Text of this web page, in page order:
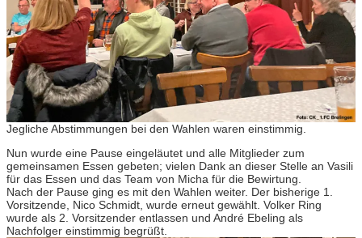
Jegliche Abstimmungen bei den Wahlen waren einstimmig.
Nun wurde eine Pause eingeläutet und alle Mitglieder zum
gemeinsamen Essen gebeten; vielen Dank an dieser Stelle an Vasili
für das Essen und das Team von Micha für die Bewirtung.
Nach der Pause ging es mit den Wahlen weiter. Der bisherige 1.
Vorsitzende, Nico Schmidt, wurde erneut gewählt. Volker Ring
wurde als 2. Vorsitzender entlassen und André Ebeling als
Nachfolger einstimmig begrüßt.